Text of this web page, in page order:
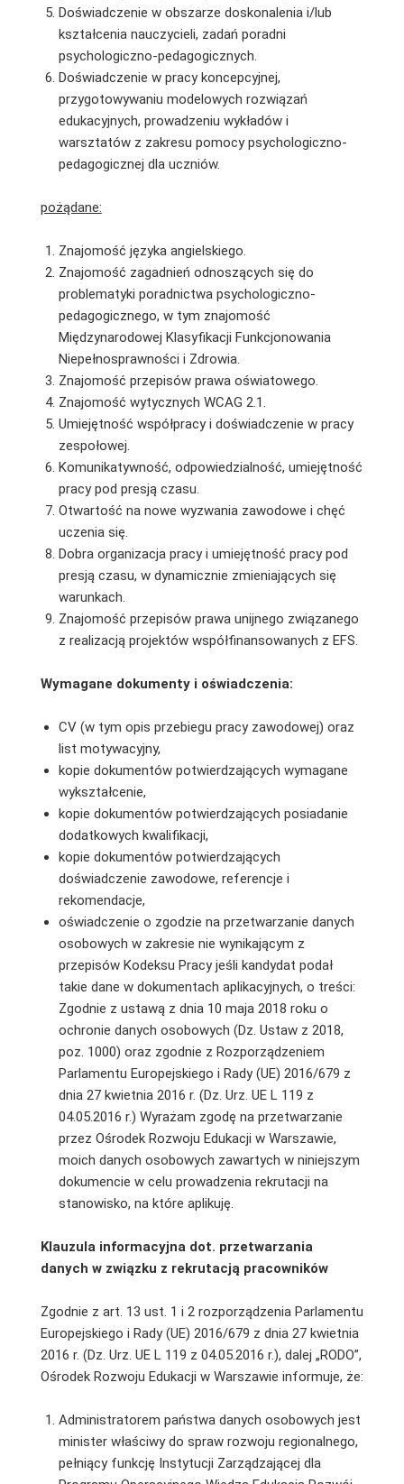
Doświadczenie w obszarze doskonalenia i/lub
kształcenia nauczycieli, zadań poradni
psychologiczno-pedagogicznych.
Doświadczenie w pracy koncepcyjnej,
przygotowywaniu modelowych rozwiązań
edukacyjnych, prowadzeniu wykładów i
warsztatów z zakresu pomocy psychologiczno-
pedagogicznej dla uczniów.
pożądane:
Znajomość języka angielskiego.
Znajomość zagadnień odnoszących się do
problematyki poradnictwa psychologiczno-
pedagogicznego, w tym znajomość
Międzynarodowej Klasyfikacji Funkcjonowania
Niepełnosprawności i Zdrowia.
Znajomość przepisów prawa oświatowego.
Znajomość wytycznych WCAG 2.1.
Umiejętność współpracy i doświadczenie w pracy
zespołowej.
Komunikatywność, odpowiedzialność, umiejętność
pracy pod presją czasu.
Otwartość na nowe wyzwania zawodowe i chęć
uczenia się.
Dobra organizacja pracy i umiejętność pracy pod
presją czasu, w dynamicznie zmieniających się
warunkach.
Znajomość przepisów prawa unijnego związanego
z realizacją projektów współfinansowanych z EFS.
Wymagane dokumenty i oświadczenia:
CV (w tym opis przebiegu pracy zawodowej) oraz
list motywacyjny,
kopie dokumentów potwierdzających wymagane
wykształcenie,
kopie dokumentów potwierdzających posiadanie
dodatkowych kwalifikacji,
kopie dokumentów potwierdzających
doświadczenie zawodowe, referencje i
rekomendacje,
oświadczenie o zgodzie na przetwarzanie danych
osobowych w zakresie nie wynikającym z
przepisów Kodeksu Pracy jeśli kandydat podał
takie dane w dokumentach aplikacyjnych, o treści:
Zgodnie z ustawą z dnia 10 maja 2018 roku o
ochronie danych osobowych (Dz. Ustaw z 2018,
poz. 1000) oraz zgodnie z Rozporządzeniem
Parlamentu Europejskiego i Rady (UE) 2016/679 z
dnia 27 kwietnia 2016 r. (Dz. Urz. UE L 119 z
04.05.2016 r.) Wyrażam zgodę na przetwarzanie
przez Ośrodek Rozwoju Edukacji w Warszawie,
moich danych osobowych zawartych w niniejszym
dokumencie w celu prowadzenia rekrutacji na
stanowisko, na które aplikuję.
Klauzula informacyjna dot. przetwarzania
danych w związku z rekrutacją pracowników
Zgodnie z art. 13 ust. 1 i 2 rozporządzenia Parlamentu
Europejskiego i Rady (UE) 2016/679 z dnia 27 kwietnia
2016 r. (Dz. Urz. UE L 119 z 04.05.2016 r.), dalej „RODO”,
Ośrodek Rozwoju Edukacji w Warszawie informuje, że:
Administratorem państwa danych osobowych jest
minister właściwy do spraw rozwoju regionalnego,
pełniący funkcję Instytucji Zarządzającej dla